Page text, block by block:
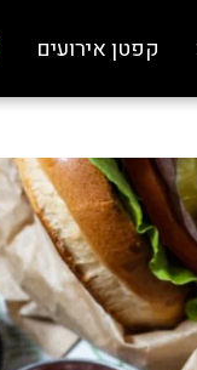
קפטן אירועים